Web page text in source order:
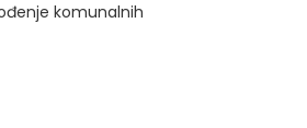
komunalnih